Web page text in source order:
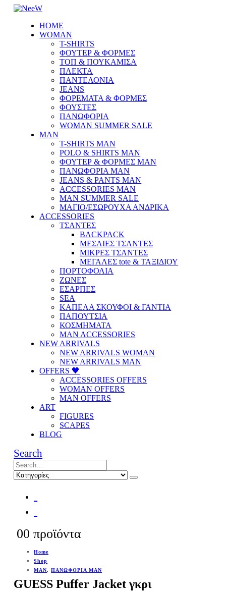
HOME
WOMAN
T-SHIRTS
ΦΟΥΤΕΡ & ΦΟΡΜΕΣ
ΤΟΠ & ΠΟΥΚΑΜΙΣΑ
ΠΛΕΚΤΑ
ΠΑΝΤΕΛΟΝΙΑ
JEANS
ΦΟΡΕΜΑΤΑ & ΦΟΡΜΕΣ
ΦΟΥΣΤΕΣ
ΠΑΝΩΦΟΡΙΑ
WOMAN SUMMER SALE
MAN
T-SHIRTS MAN
POLO & SHIRTS MAN
ΦΟΥΤΕΡ & ΦΟΡΜΕΣ MAN
ΠΑΝΩΦΟΡΙΑ MAN
JEANS & PANTS MAN
ACCESSORIES MAN
MAN SUMMER SALE
ΜΑΓΙΟ/ΕΣΩΡΟΥΧΑ ΑΝΔΡΙΚΑ
ACCESSORIES
ΤΣΑΝΤΕΣ
BACKPACK
ΜΕΣΑΙΕΣ ΤΣΑΝΤΕΣ
ΜΙΚΡΕΣ ΤΣΑΝΤΕΣ
ΜΕΓΑΛΕΣ tote & ΤΑΞΙΔΙΟΥ
ΠΟΡΤΟΦΟΛΙΑ
ΖΩΝΕΣ
ΕΣΑΡΠΕΣ
SEA
ΚΑΠΕΛΑ ΣΚΟΥΦΟΙ & ΓΑΝΤΙΑ
ΠΑΠΟΥΤΣΙΑ
ΚΟΣΜΗΜΑΤΑ
MAN ACCESSORIES
NEW ARRIVALS
NEW ARRIVALS WOMAN
NEW ARRIVALS MAN
OFFERS 🖤
ACCESSORIES OFFERS
WOMAN OFFERS
MAN OFFERS
ART
FIGURES
SCAPES
BLOG
Search
00 προϊόντα
Home
Shop
MAN,ΠΑΝΩΦΟΡΙΑ MAN
GUESS Puffer Jacket γκρι